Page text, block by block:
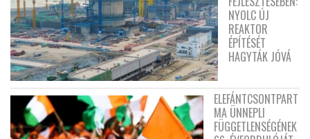
NYOLC ÚJ
REAKTOR
ÉPÍTÉSÉT
HAGYTÁK JÓVÁ
ELEFÁNTCSONTPART
MA ÜNNEPLI
FÜGGETLENSÉGÉNEK